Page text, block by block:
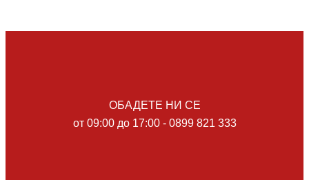
ОБАДЕТЕ НИ СЕ
от 09:00 до 17:00 - 0899 821 333